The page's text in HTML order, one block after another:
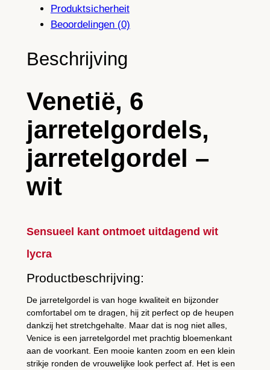
ë
6
a
n
e
n
i
t
z
w
a
r
a
Produktsicherheit
Beoordelingen (0)
Beschrijving
Venetië, 6
jarretelgordels,
jarretelgordel –
wit
Sensueel kant ontmoet uitdagend wit
lycra
Productbeschrijving:
De jarretelgordel is van hoge kwaliteit en bijzonder
comfortabel om te dragen, hij zit perfect op de heupen
dankzij het stretchgehalte. Maar dat is nog niet alles,
Venice is een jarretelgordel met prachtig bloemenkant
aan de voorkant. Een mooie kanten zoom en een klein
strikje ronden de vrouwelijke look perfect af. Het is een